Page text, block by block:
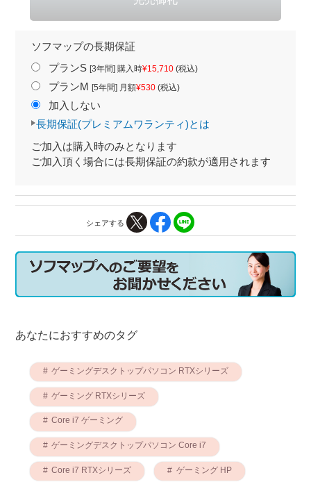
ソフマップの長期保証
プランS [3年間] 購入時¥15,710(税込)
プランM [5年間] 月額¥530(税込)
加入しない
長期保証(プレミアムワランティ)とは
ご加入は購入時のみとなります
ご加入頂く場合には長期保証の約款が適用されます
シェアする
あなたにおすすめのタグ
ゲーミングデスクトップパソコン RTXシリーズ
ゲーミング RTXシリーズ
Core i7 ゲーミング
ゲーミングデスクトップパソコン Core i7
Core i7 RTXシリーズ ゲーミング HP